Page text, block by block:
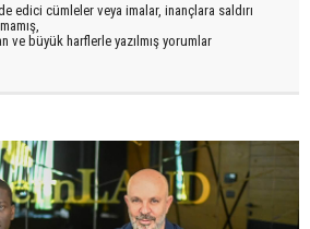
edici cümleler veya imalar, inançlara saldırı
ve büyük harflerle yazılmış yorumlar